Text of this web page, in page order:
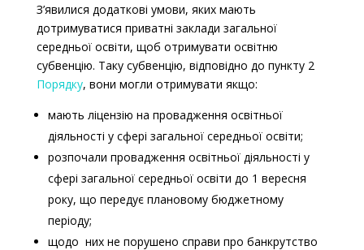
З’явилися додаткові умови, яких мають
дотримуватися приватні заклади загальної
середньої освіти, щоб отримувати освітню
субвенцію. Таку субвенцію, відповідно до пункту 2
Порядку, вони могли отримувати якщо:
мають ліцензію на провадження освітньої
діяльності у сфері загальної середньої освіти;
розпочали провадження освітньої діяльності у
сфері загальної середньої освіти до 1 вересня
року, що передує плановому бюджетному
періоду;
щодо них не порушено справи про банкрутство